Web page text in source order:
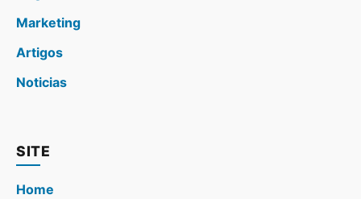
Marketing
Artigos
Noticias
SITE
Home